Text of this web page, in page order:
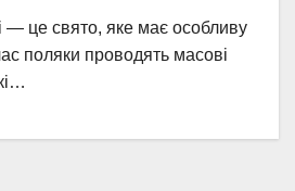
— це свято, яке має особливу
поляки проводять масові